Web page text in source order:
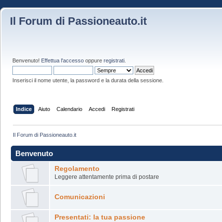
Il Forum di Passioneauto.it
Benvenuto! Effettua l'accesso oppure registrati
Inserisci il nome utente, la password e la durata della sessione.
Indice Aiuto Calendario Accedi Registrati
Il Forum di Passioneauto.it
Benvenuto
Regolamento
Leggere attentamente prima di postare
Comunicazioni
Presentati: la tua passione